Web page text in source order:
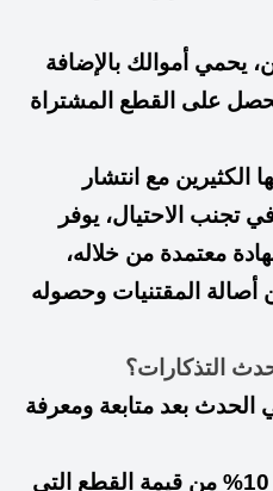
يحمي أموالك بالإضافة
على القطع المشتراة
الكثيرين مع انتشار
تجنب الاحتيال، يوفر
معتمدة من خلاله،
المقتنيات وحصوله
التذكارات؟
الحدث بعد متابعة ومعرفة
بعد قبول الطلب، قم بدفع 10% من قيمة القطع التي